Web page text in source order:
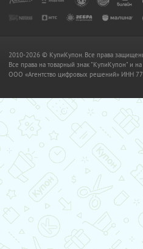
2010-2026 © КупиКупон. Все права
Все права на товарный знак "КупиКупон" и
OOO «Агентство цифровых решений» ИНН